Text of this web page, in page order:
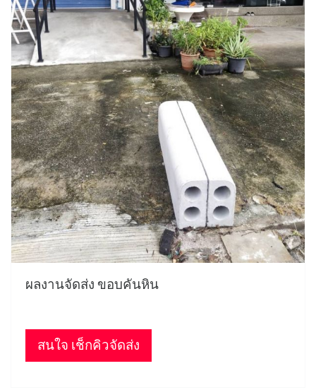
ผลงานจัดส่ง ขอบคันหิน
สนใจ เช็กคิวจัดส่ง